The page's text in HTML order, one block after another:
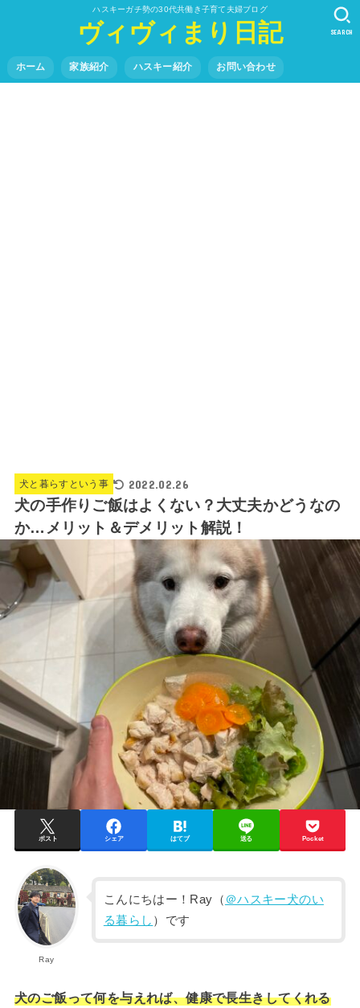
ハスキーガチ勢の30代共働き子育て夫婦ブログ
ヴィヴィまり日記
ホーム 家族紹介 ハスキー紹介 お問い合わせ
SEARCH
犬と暮らすという事 2022.02.26
犬の手作りご飯はよくない？大丈夫かどうなの
か…メリット＆デメリット解説！
ポスト シェア はてブ 送る Pocket
Ray
こんにちはー！Ray（ ＠ハスキー犬のい
る暮らし ）です
犬のご飯って何を与えれば、健康で長生きしてくれる